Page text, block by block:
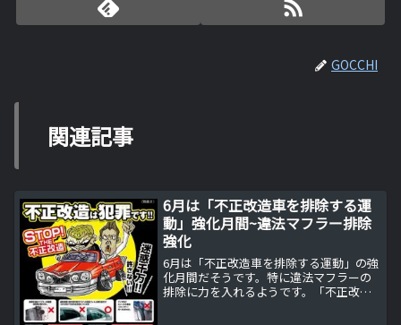
GOCCHI
関連記事
6月は「不正改造車を排除する運
動」強化月間~違法マフラー排除
強化
6月は「不正改造車を排除する運動」の強
化月間だそうです。特に違法マフラーの
排除に力を入れるようです。「不正改造